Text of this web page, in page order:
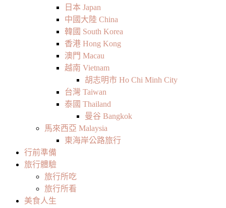
日本 Japan
中國大陸 China
韓國 South Korea
香港 Hong Kong
澳門 Macau
越南 Vietnam
胡志明市 Ho Chi Minh City
台灣 Taiwan
泰國 Thailand
曼谷 Bangkok
馬來西亞 Malaysia
東海岸公路旅行
行前準備
旅行體驗
旅行所吃
旅行所看
美食人生